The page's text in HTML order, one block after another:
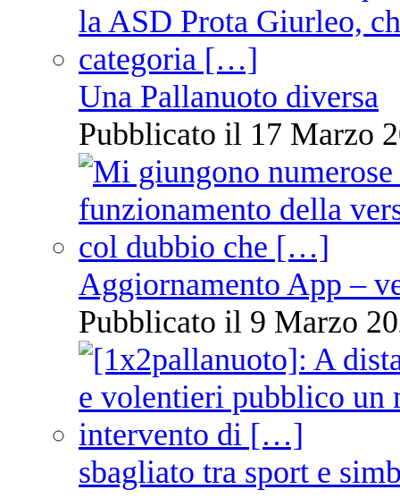
Una Pallanuoto diversa
Pubblicato il 17 Marzo
Aggiornamento App –
Pubblicato il 9 Marzo
sbagliato tra sport e